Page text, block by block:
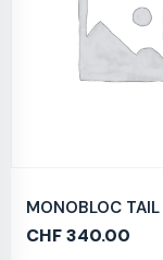
MONOBLOC
CHF340.00